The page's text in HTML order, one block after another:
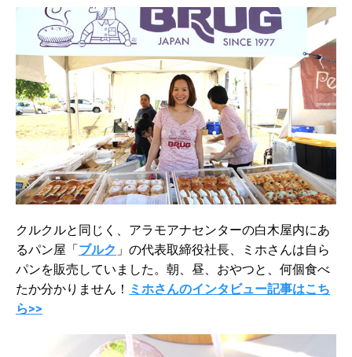
クルクルと同じく、アラモアナセンターの白木屋内にあ
るパン屋「 ブルク 」の代表取締役社長、ミホさんは自ら
パンを販売していました。朝、昼、おやつと、何個食べ
たか分かりません！ ミホさんのインタビュー記事はこち
ら>>